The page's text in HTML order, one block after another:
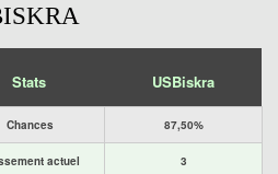
Stats USBiskra
Chances 87,50%
actuel 3